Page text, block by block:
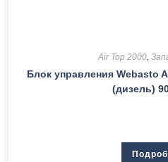
Air Top 2000,
Блок управления Webasto
(дизель)